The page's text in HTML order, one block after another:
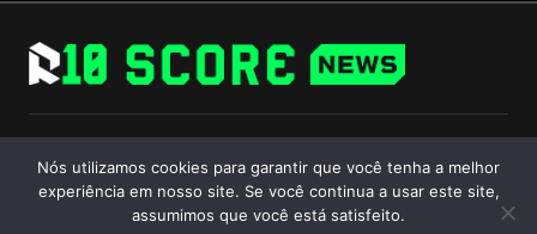
Follow Us
Nós utilizamos cookies para garantir que você tenha a melhor
experiência em nosso site. Se você continua a usar este site,
assumimos que você está satisfeito.